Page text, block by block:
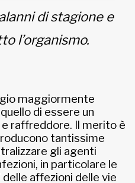
di stagione e
l’organismo.
maggiormente
di essere un
raffreddore. Il merito è
tantissime
gli agenti
in particolare le
affezioni delle vie